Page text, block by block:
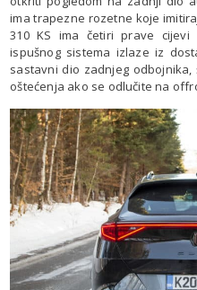
ima trapezne rozetne koje
310 KS ima četiri prave cijevi
ispušnog sistema izlaze iz
sastavni dio zadnjeg
oštećenja ako se odlučite na